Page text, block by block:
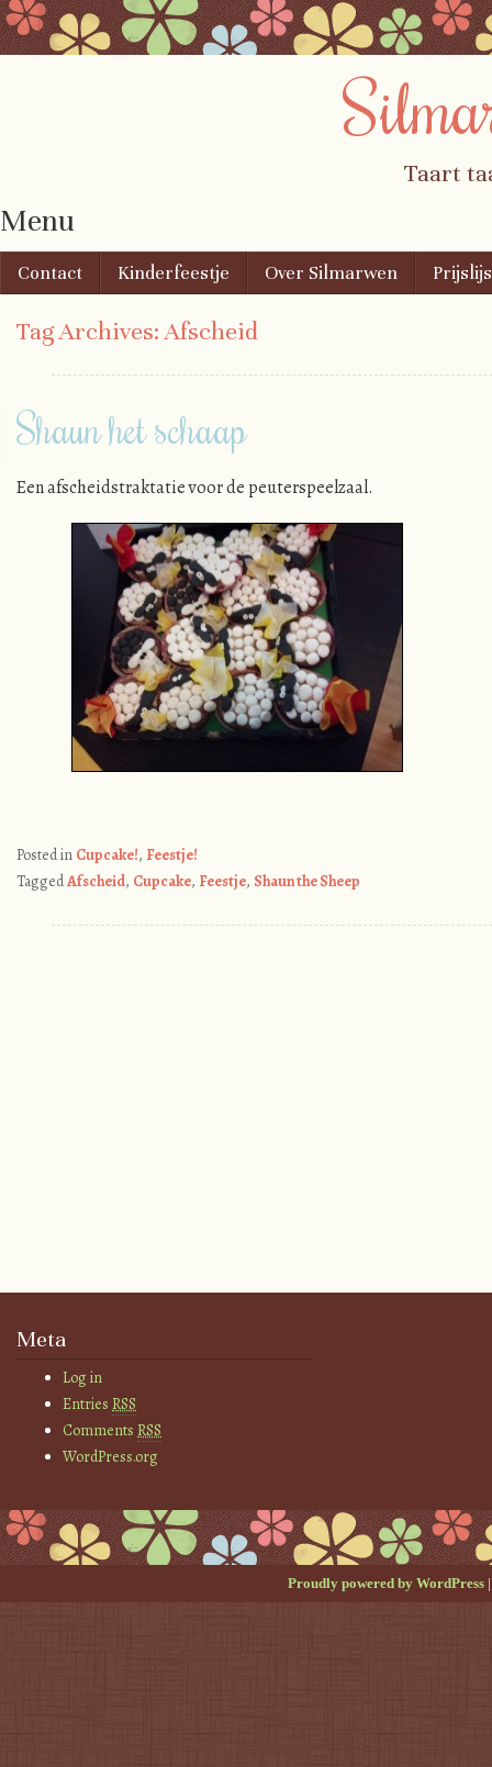
Taart
Menu
Skip to content
Contact Kinderfeestje Over Silmarwen
Tag Archives:Afscheid
Shaun het schaap
Een afscheidstraktatie voor de peuterspeelzaal.
Posted in Cupcake!, Feestje!
TaggedAfscheid, Cupcake, Feestje, Shaun the Sheep
Meta
Log in
Entries RSS
Comments RSS
WordPress.org
Proudly powered by WordPress